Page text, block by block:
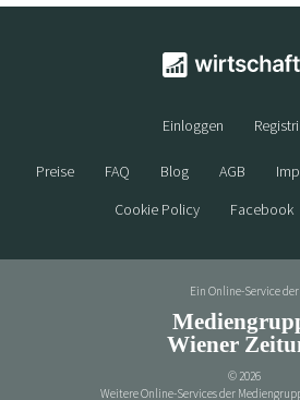
Einloggen
Preise FAQ Blog AGB
Cookie Policy
Facebook
Ein Online-Service der
Wiener
© 2026
Weitere Online-Services der